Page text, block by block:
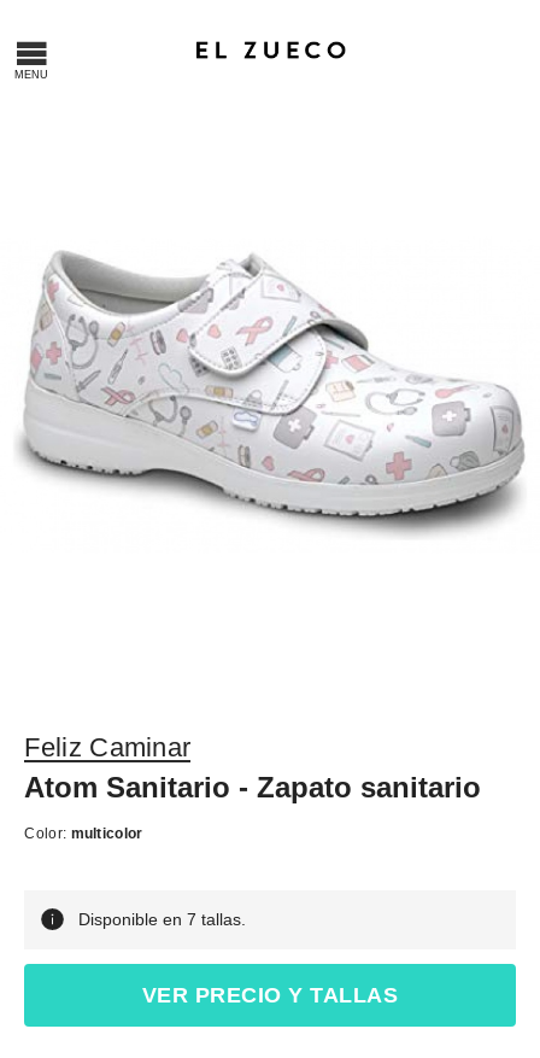
Feliz Caminar
Atom Sanitario - Zapato sanitario
Color: multicolor
Disponible en 7 tallas.
VER PRECIO Y TALLAS